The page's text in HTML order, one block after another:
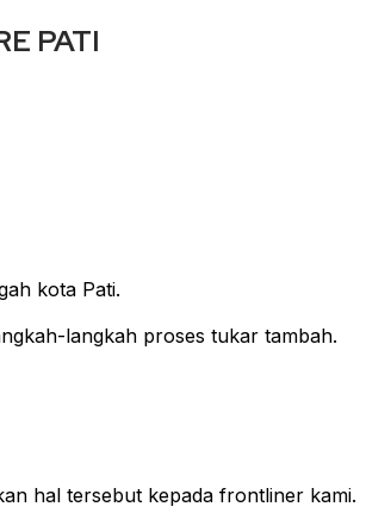
PATI
kota Pati.
langkah proses tukar tambah.
hal tersebut kepada frontliner kami.